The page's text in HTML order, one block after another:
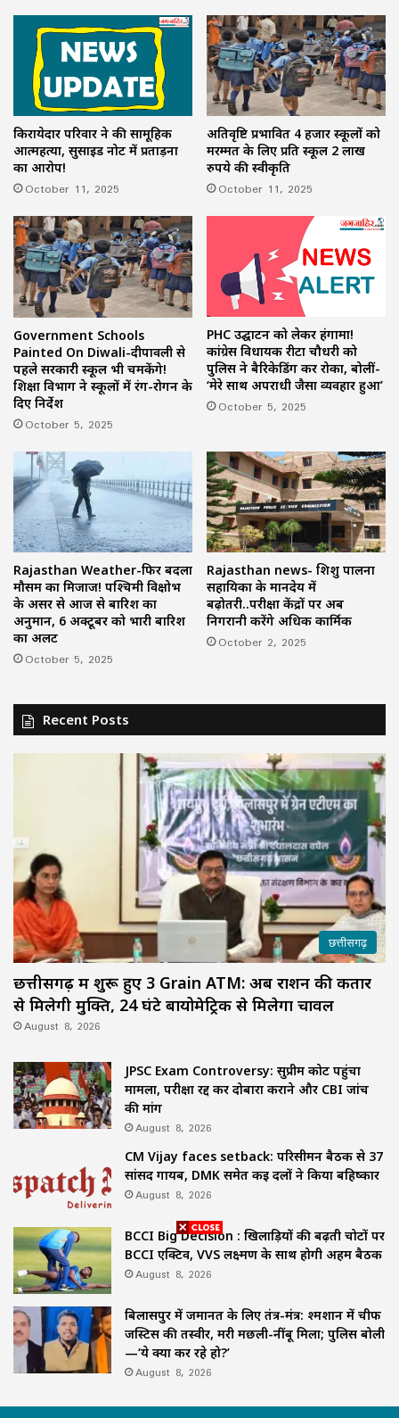
किरायेदार परिवार ने की सामूहिक
आत्महत्या, सुसाइड नोट में प्रताड़ना
का आरोप!
October 11, 2025
अतिवृष्टि प्रभावित 4 हजार स्कूलों को
मरम्मत के लिए प्रति स्कूल 2 लाख
रुपये की स्वीकृति
October 11, 2025
Government Schools
Painted On Diwali-दीपावली से
पहले सरकारी स्कूल भी चमकेंगे!
शिक्षा विभाग ने स्कूलों में रंग-रोगन के
दिए निर्देश
October 5, 2025
PHC उद्घाटन को लेकर हंगामा!
कांग्रेस विधायक रीटा चौधरी को
पुलिस ने बैरिकेडिंग कर रोका, बोलीं-
‘मेरे साथ अपराधी जैसा व्यवहार हुआ’
October 5, 2025
Rajasthan Weather-फिर बदला
मौसम का मिजाज! पश्चिमी विक्षोभ
के असर से आज से बारिश का
अनुमान, 6 अक्टूबर को भारी बारिश
का अलर्ट
October 5, 2025
Rajasthan news- शिशु पालना
सहायिका के मानदेय में
बढ़ोतरी..परीक्षा केंद्रों पर अब
निगरानी करेंगे अधिक कार्मिक
October 2, 2025
Recent Posts
छत्तीसगढ़
छत्तीसगढ़ में शुरू हुए 3 Grain ATM: अब राशन की कतार
से मिलेगी मुक्ति, 24 घंटे बायोमेट्रिक से मिलेगा चावल
August 8, 2026
JPSC Exam Controversy: सुप्रीम कोर्ट पहुंचा
मामला, परीक्षा रद्द कर दोबारा कराने और CBI जांच
की मांग
August 8, 2026
CM Vijay faces setback: परिसीमन बैठक से 37
सांसद गायब, DMK समेत कई दलों ने किया बहिष्कार
August 8, 2026
BCCI Big Decision : खिलाड़ियों की बढ़ती चोटों पर
BCCI एक्टिव, VVS लक्ष्मण के साथ होगी अहम बैठक
August 8, 2026
बिलासपुर में जमानत के लिए तंत्र-मंत्र: श्मशान में चीफ
जस्टिस की तस्वीर, मरी मछली-नींबू मिला; पुलिस बोली
—‘ये क्या कर रहे हो?’
August 8, 2026